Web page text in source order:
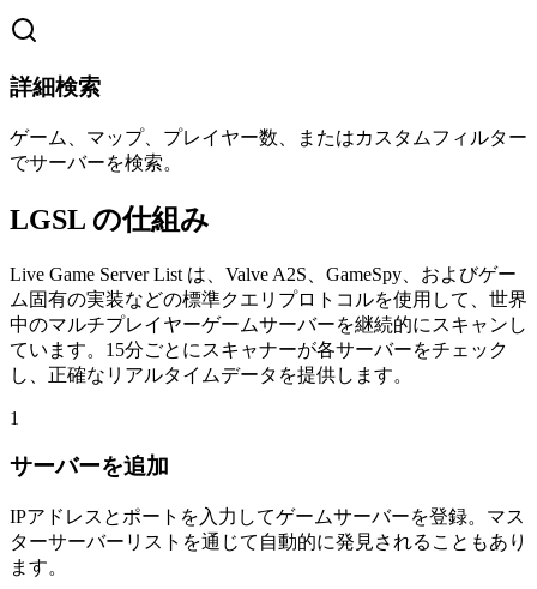
詳細検索
ゲーム、マップ、プレイヤー数、またはカスタムフィルター
でサーバーを検索。
LGSL の仕組み
Live Game Server List は、Valve A2S、GameSpy、およびゲー
ム固有の実装などの標準クエリプロトコルを使用して、世界
中のマルチプレイヤーゲームサーバーを継続的にスキャンし
ています。15分ごとにスキャナーが各サーバーをチェック
し、正確なリアルタイムデータを提供します。
1
サーバーを追加
IPアドレスとポートを入力してゲームサーバーを登録。マス
ターサーバーリストを通じて自動的に発見されることもあり
ます。